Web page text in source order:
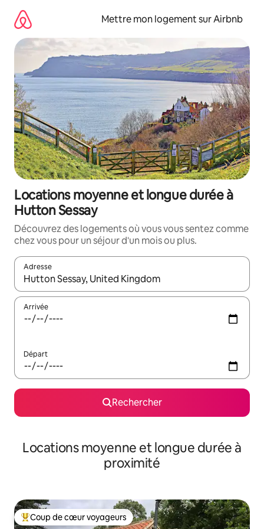
directement
contenu
Mettre mon logement sur Airbnb
Locations moyenne et longue durée à
Hutton Sessay
Découvrez des logements où vous vous sentez comme
chez vous pour un séjour d'un mois ou plus.
Adresse
Lorsque les résultats s'affichent, utilisez les flèches vers le
Arrivée
Départ
Rechercher
Locations moyenne et longue durée à
proximité
Coups de cœur voyageurs les plus appréciés
Coup de cœur voyageurs